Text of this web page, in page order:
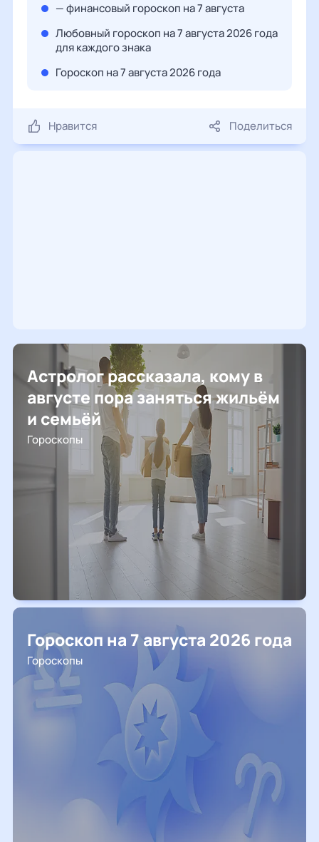
— финансовый гороскоп на 7 августа
Любовный гороскоп на 7 августа 2026 года
для каждого знака
Гороскоп на 7 августа 2026 года
Нравится Поделиться
Астролог рассказала, кому в
августе пора заняться жильём
и семьёй
Гороскопы
Гороскоп на 7 августа 2026 года
Гороскопы